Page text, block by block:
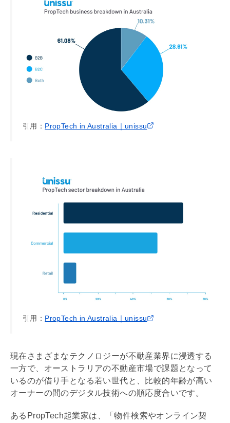
引用： PropTech in Australia｜unissu
引用： PropTech in Australia｜unissu
現在さまざまなテクノロジーが不動産業界に浸透する
一方で、オーストラリアの不動産市場で課題となって
いるのが借り手となる若い世代と、比較的年齢が高い
オーナーの間のデジタル技術への順応度合いです。
あるPropTech起業家は、「物件検索やオンライン契